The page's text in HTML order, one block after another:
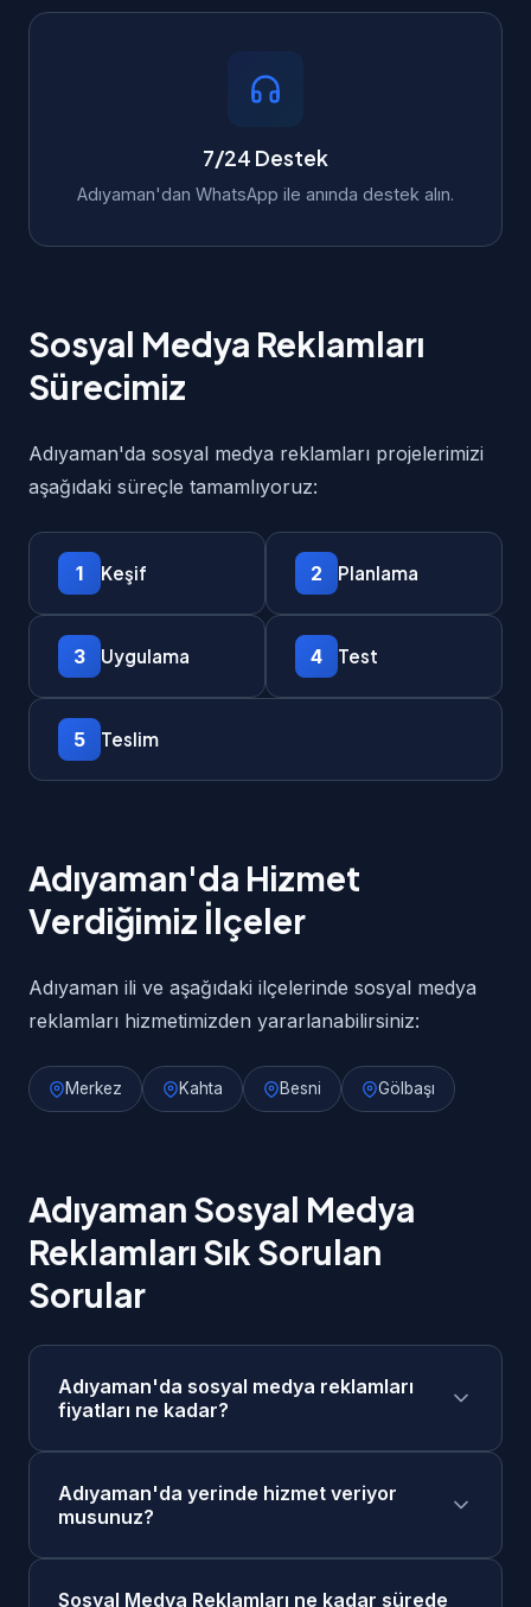
7/24 Destek
Adıyaman'dan WhatsApp ile anında destek alın.
Sosyal Medya Reklamları
Sürecimiz
Adıyaman'da sosyal medya reklamları projelerimizi
aşağıdaki süreçle tamamlıyoruz:
1 Keşif 2 Planlama
3 Uygulama 4 Test
5 Teslim
Adıyaman'da Hizmet
Verdiğimiz İlçeler
Adıyaman ili ve aşağıdaki ilçelerinde sosyal medya
reklamları hizmetimizden yararlanabilirsiniz:
Merkez Kahta Besni Gölbaşı
Adıyaman Sosyal Medya
Reklamları Sık Sorulan
Sorular
Adıyaman'da sosyal medya reklamları
fiyatları ne kadar?
fiyatlarımız 4.000₺ - 20.000₺/ay + reklam
bütçesi aralığındadır. Projenizin kapsamına
göre ücretsiz keşif görüşmesi sonrasında size
özel fiyat teklifi sunuyoruz. Taksit seçenekleri
Adıyaman'da yerinde hizmet veriyor
musunuz?
Sosyal Medya Reklamları ne kadar sürede